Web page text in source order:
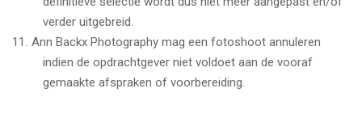
verder uitgebreid.
Ann Backx Photography mag een fotoshoot annuleren
indien de opdrachtgever niet voldoet aan de vooraf
gemaakte afspraken of voorbereiding.